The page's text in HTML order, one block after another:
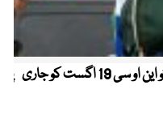
کیریبین پریمیئر لیگ ، قومی کرکٹرز کو این او سی 19 اگست کو جاری